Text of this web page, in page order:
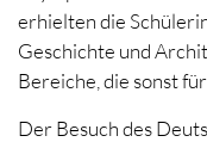
erhielten die
Geschichte und
Bereiche, die sonst
Der Besuch des